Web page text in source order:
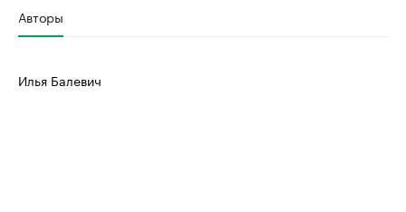
Авторы
Илья Балевич